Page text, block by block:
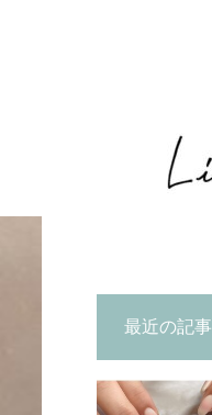
最近の記事